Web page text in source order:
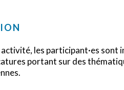
les participant·es sont
portant sur des